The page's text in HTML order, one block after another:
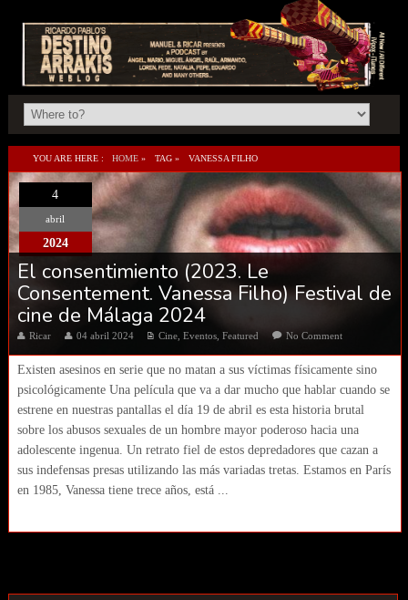
YOU ARE HERE : HOME » TAG » VANESSA FILHO
4
abril
2024
El consentimiento (2023. Le
Consentement. Vanessa Filho) Festival de
cine de Málaga 2024
Ricar 04 abril 2024 Cine, Eventos, Featured No Comment
Existen asesinos en serie que no matan a sus víctimas físicamente sino
psicológicamente Una película que va a dar mucho que hablar cuando se
estrene en nuestras pantallas el día 19 de abril es esta historia brutal
sobre los abusos sexuales de un hombre mayor poderoso hacia una
adolescente ingenua. Un retrato fiel de estos depredadores que cazan a
sus indefensas presas utilizando las más variadas tretas. Estamos en París
en 1985, Vanessa tiene trece años, está ...